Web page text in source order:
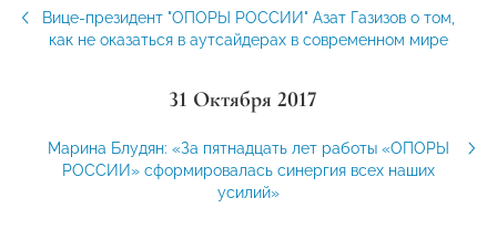
Вице-президент "ОПОРЫ РОССИИ" Азат Газизов о том,
как не оказаться в аутсайдерах в современном мире
31 Октября 2017
Марина Блудян: «За пятнадцать лет работы «ОПОРЫ
РОССИИ» сформировалась синергия всех наших
усилий»